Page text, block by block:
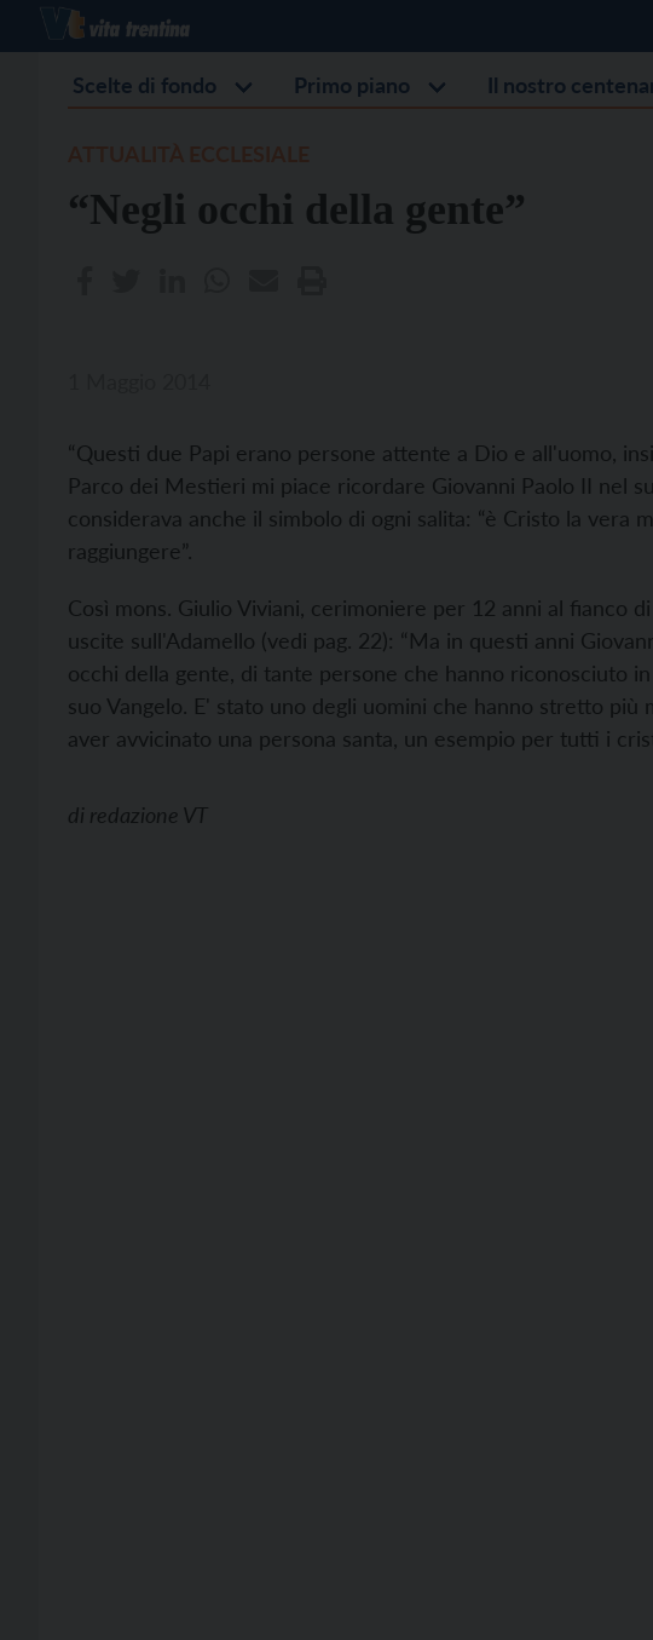
Scelte di fondo Primo piano Il nostro
“Negli occhi della gente”
“Questi due Papi erano persone attente a Dio e all'uomo,
Parco dei Mestieri mi piace ricordare Giovanni Paolo II nel
considerava anche il simbolo di ogni salita: “è Cristo la vera
raggiungere”.
Così mons. Giulio Viviani, cerimoniere per 12 anni al fianco
uscite sull'Adamello (vedi pag. 22): “Ma in questi anni
occhi della gente, di tante persone che hanno riconosciuto
suo Vangelo. E' stato uno degli uomini che hanno stretto più
aver avvicinato una persona santa, un esempio per tutti i
di redazione VT